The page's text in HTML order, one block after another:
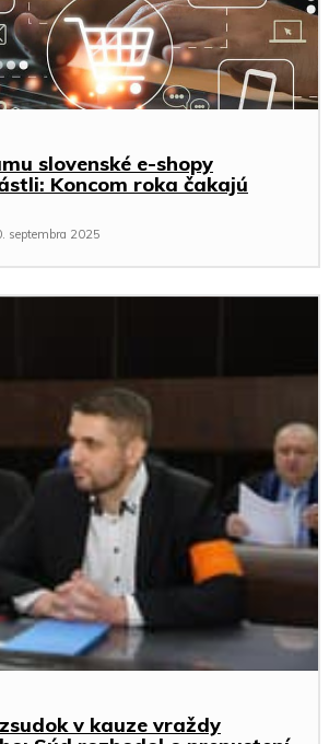
slovenské e-shopy
Koncom roka čakajú
septembra 2025
v kauze vraždy